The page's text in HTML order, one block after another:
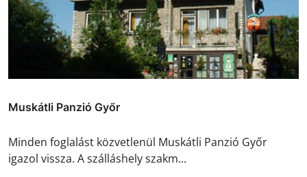
Muskátli Panzió Győr
Minden foglalást közvetlenül Muskátli Panzió Győr
igazol vissza. A szálláshely szakm...